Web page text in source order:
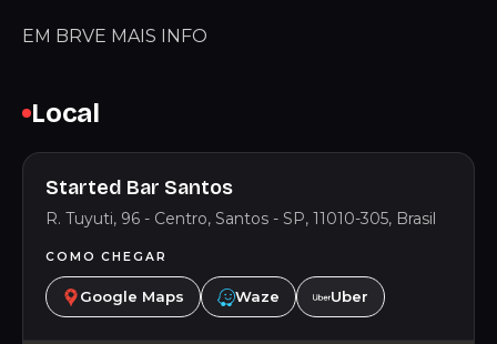
EM BRVE MAIS INFO
Local
Started Bar Santos
R. Tuyuti, 96 - Centro, Santos - SP, 11010-305, Brasil
COMO CHEGAR
Google Maps Waze Uber